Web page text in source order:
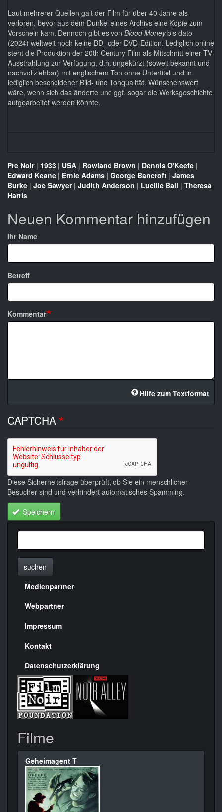
Laut mehrerer Quellen galt der Film für über 40 Jahre als
verloren, bevor aus dem Dunkel eines Archivs eine Kopie zum
Vorschein kam. Dennoch gibt es von Blood Moneybis dato
(2024) weltweit noch keine BD- oder DVD-Edition. Lediglich online
steht die Produktion der 20th Century Film als Mitschnitt einer TV-
Ausstrahlung zur Verfügung, d.h. ungekürzt (soweit bekannt und
nachvollziehbar) mit englischem Ton ohne Untertitel und in
lediglich bescheidener Bild- und Tonqualität. Wünschenswert
wäre, wenn sich das änderte und ggf. sogar die Werksgeschichte
aufgearbeitet werden könnte.
Pre Noir| 1933 | USA | Rowland Brown | Dennis O'Keefe |
Edward Keane | Ernie Adams | George Bancroft | James
Burke | Joe Sawyer| Judith Anderson | Lucille Ball | Theresa
Harris
Neuen Kommentar hinzufügen
Ihr Name
Betreff
Kommentar
Hilfe zum Textformat
CAPTCHA
Diese Sicherheitsfrage überprüft, ob Sie ein menschlicher
Besucher sind und verhindert automatisches Spamming.
Speichern
suchen
Menülinks
rechte
Seite
Medienpartner
Webpartner
Impressum
Kontakt
Datenschutzerklärung
Filme
Geheimagent T